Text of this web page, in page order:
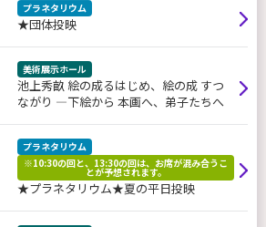
プラネタリウム
★団体投映
美術展示ホール
池上秀畝 絵の成るはじめ、絵の成 すつ
ながり ―下絵から 本画へ、弟子たちへ
プラネタリウム
※10:30の回と、13:30の回は、お席が混み合うこ
とが予想されます。
★プラネタリウム★夏の平日投映